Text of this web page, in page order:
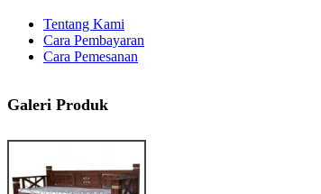
Tentang Kami
Cara Pembayaran
Cara Pemesanan
Galeri Produk